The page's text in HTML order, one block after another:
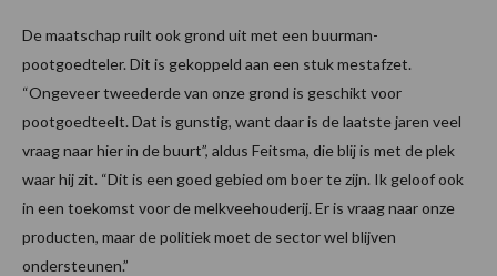
De maatschap ruilt ook grond uit met een buurman-
pootgoedteler. Dit is gekoppeld aan een stuk mestafzet.
“Ongeveer tweederde van onze grond is geschikt voor
pootgoedteelt. Dat is gunstig, want daar is de laatste jaren veel
vraag naar hier in de buurt”, aldus Feitsma, die blij is met de plek
waar hij zit. “Dit is een goed gebied om boer te zijn. Ik geloof ook
in een toekomst voor de melkveehouderij. Er is vraag naar onze
producten, maar de politiek moet de sector wel blijven
ondersteunen.”